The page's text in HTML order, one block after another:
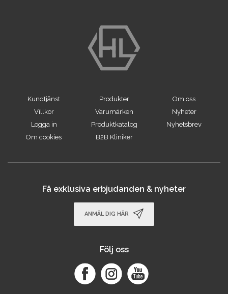
Kundtjänst
Villkor
Logga in
Om cookies
Produkter
Varumärken
Produktkatalog
B2B Kliniker
Om oss
Nyheter
Nyhetsbrev
Få exklusiva erbjudanden & nyheter
ANMÄL DIG HÄR
Följ oss